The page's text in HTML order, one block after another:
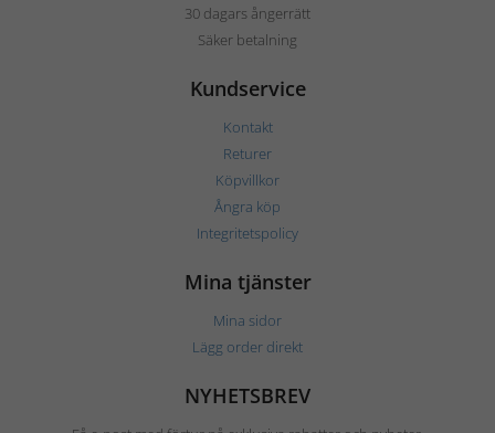
30 dagars ångerrätt
Säker betalning
Kundservice
Kontakt
Returer
Köpvillkor
Ångra köp
Integritetspolicy
Mina tjänster
Mina sidor
Lägg order direkt
NYHETSBREV